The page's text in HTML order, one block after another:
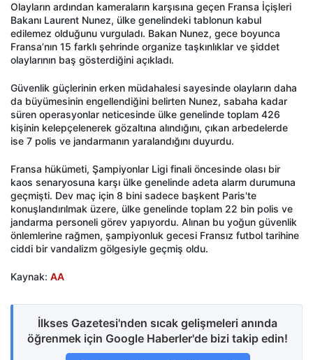
Olayların ardından kameraların karşısına geçen Fransa İçişleri
Bakanı Laurent Nunez, ülke genelindeki tablonun kabul
edilemez olduğunu vurguladı. Bakan Nunez, gece boyunca
Fransa’nın 15 farklı şehrinde organize taşkınlıklar ve şiddet
olaylarının baş gösterdiğini açıkladı.
Güvenlik güçlerinin erken müdahalesi sayesinde olayların daha
da büyümesinin engellendiğini belirten Nunez, sabaha kadar
süren operasyonlar neticesinde ülke genelinde toplam 426
kişinin kelepçelenerek gözaltına alındığını, çıkan arbedelerde
ise 7 polis ve jandarmanın yaralandığını duyurdu.
Fransa hükümeti, Şampiyonlar Ligi finali öncesinde olası bir
kaos senaryosuna karşı ülke genelinde adeta alarm durumuna
geçmişti. Dev maç için 8 bini sadece başkent Paris'te
konuşlandırılmak üzere, ülke genelinde toplam 22 bin polis ve
jandarma personeli görev yapıyordu. Alınan bu yoğun güvenlik
önlemlerine rağmen, şampiyonluk gecesi Fransız futbol tarihine
ciddi bir vandalizm gölgesiyle geçmiş oldu.
Kaynak: AA
İlkses Gazetesi'nden sıcak gelişmeleri anında
öğrenmek için Google Haberler'de bizi takip edin!